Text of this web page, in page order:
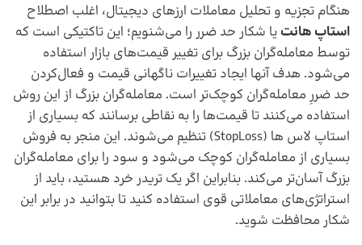
هنگام تجزیه و تحلیل معاملات ارزهای دیجیتال، اغلب اصطلاح
استاپ هانت یا شکار حد ضرر را می‌شنویم؛ این تاکتیکی است که
توسط معامله‌گران بزرگ برای تغییر قیمت‌های بازار استفاده
می‌شود. هدف آنها ایجاد تغییرات ناگهانی قیمت و فعال‌کردن
حد ضررِ معامله‌گران کوچک‌تر است. معامله‌گران بزرگ از این ‌روش
استفاده می‌کنند تا قیمت‌ها را به نقاطی برسانند که بسیاری از
استاپ لاس ها (StopLoss) تنظیم می‌شوند. این منجر به فروش
بسیاری از معامله‌گران کوچک می‌شود و سود را برای معامله‌گران
بزرگ آسان‌تر می‌کند. بنابراین اگر یک تریدر خرد هستید، باید از
استراتژی‌های معاملاتی قوی استفاده کنید تا بتوانید در برابر این
شکار محافظت شوید.